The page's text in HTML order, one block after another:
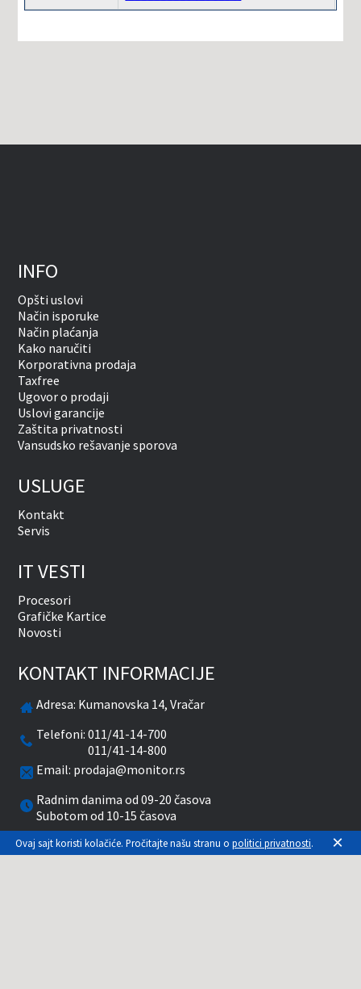
INFO
Opšti uslovi
Način isporuke
Način plaćanja
Kako naručiti
Korporativna prodaja
Taxfree
Ugovor o prodaji
Uslovi garancije
Zaštita privatnosti
Vansudsko rešavanje sporova
USLUGE
Kontakt
Servis
IT VESTI
Procesori
Grafičke Kartice
Novosti
KONTAKT INFORMACIJE
Adresa: Kumanovska 14, Vračar
Telefoni:011/41-14-700
011/41-14-800
Email: prodaja@monitor.rs
Radnim danima od 09-20 časova
Subotom od 10-15 časova
facebooktwitterpinterestinstagram
youtube
Ovaj sajt koristi kolačiće. Pročitajte našu stranu o politici privatnosti. ×